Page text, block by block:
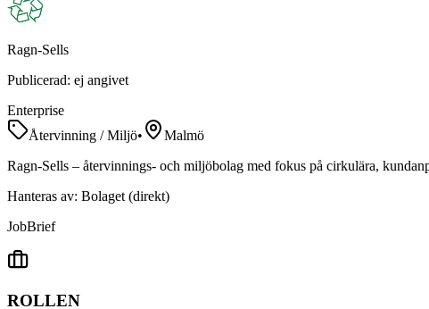
Ragn-Sells
Publicerad: ej angivet
Enterprise
Återvinning / Miljö•
Malmö
Ragn-Sells – återvinnings- och miljöbolag med fokus på cirkulära,
Hanteras av: Bolaget (direkt)
JobBrief
ROLLEN